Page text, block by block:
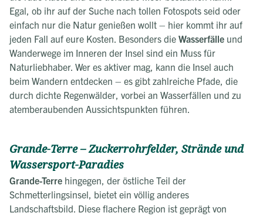
Egal, ob ihr auf der Suche nach tollen Fotospots seid oder
einfach nur die Natur genießen wollt – hier kommt ihr auf
jeden Fall auf eure Kosten. Besonders die Wasserfälle und
Wanderwege im Inneren der Insel sind ein Muss für
Naturliebhaber. Wer es aktiver mag, kann die Insel auch
beim Wandern entdecken – es gibt zahlreiche Pfade, die
durch dichte Regenwälder, vorbei an Wasserfällen und zu
atemberaubenden Aussichtspunkten führen.
Grande-Terre – Zuckerrohrfelder, Strände und
Wassersport-Paradies
Grande-Terre hingegen, der östliche Teil der
Schmetterlingsinsel, bietet ein völlig anderes
Landschaftsbild. Diese flachere Region ist geprägt von